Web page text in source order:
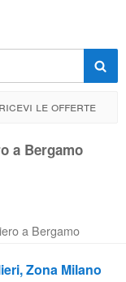
Ricevi le offerte
a Bergamo
a Bergamo
Zona Milano